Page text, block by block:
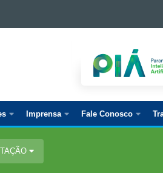
Imprensa Fale Conosco